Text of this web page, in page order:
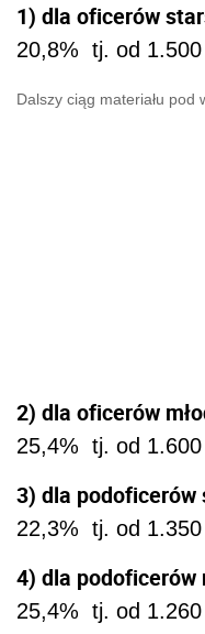
1) dla oficerów
20,8% tj. od 1.500
Dalszy ciąg materiału pod
2) dla oficerów
25,4% tj. od 1.600
3) dla podoficerów
22,3% tj. od 1.350
4) dla podoficerów
25,4% tj. od 1.260